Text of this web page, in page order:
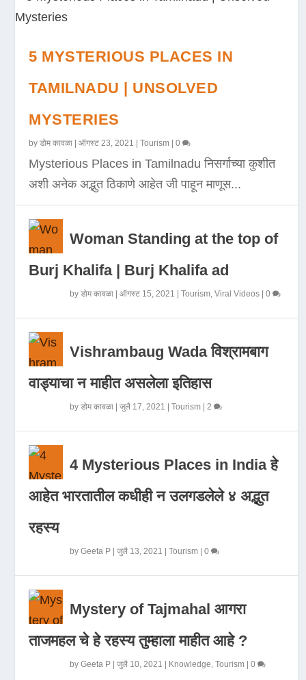
5 MYSTERIOUS PLACES IN
TAMILNADU | UNSOLVED
MYSTERIES
byडोम कावळा |ऑगस्ट 23, 2021 |Tourism |0
Mysterious Places in Tamilnadu निसर्गाच्या कुशीत
अशी अनेक अद्भुत ठिकाणे आहेत जी पाहून माणूस...
Woman Standing at the top of
Burj Khalifa | Burj Khalifa ad
byडोम कावळा |ऑगस्ट 15, 2021 |Tourism,Viral Videos |0
Vishrambaug Wada विश्रामबाग
वाड्याचा न माहीत असलेला इतिहास
byडोम कावळा |जुलै 17, 2021 |Tourism |2
4 Mysterious Places in India हे
आहेत भारतातील कधीही न उलगडलेले ४ अद्भुत
रहस्य
byGeeta P |जुलै 13, 2021 |Tourism |0
Mystery of Tajmahal आगरा
ताजमहल चे हे रहस्य तुम्हाला माहीत आहे ?
byGeeta P |जुलै 10, 2021 Knowledge,Tourism |0